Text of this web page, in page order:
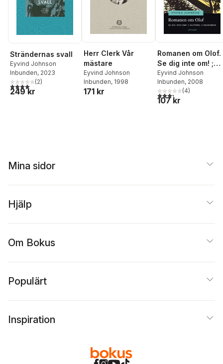
Strändernas svall
Eyvind Johnson
Inbunden, 2023
4,0utav 5 stjärnor. Totalt antal röster:
(2)
249 kr
Herr Clerk Vår
mästare
Eyvind Johnson
Inbunden, 1998
171 kr
Romanen om Olof.
Se dig inte om! ;
Slutspel i
ungdomen
Eyvind Johnson
Inbunden, 2008
3,3utav 5 stjärnor.
(4)
107 kr
Mina sidor
Hjälp
Om Bokus
Populärt
Inspiration